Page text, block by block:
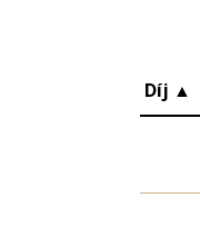
Díj ▲